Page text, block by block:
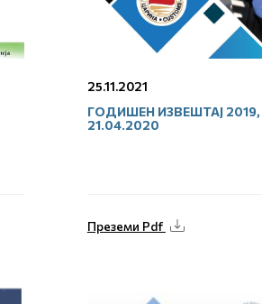
25.11.2021
ГОДИШЕН ИЗВЕШТАЈ 2019,
21.04.2020
Преземи Pdf